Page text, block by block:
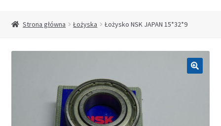
Strona główna Łożyska Łożysko NSK JAPAN 15*32*9